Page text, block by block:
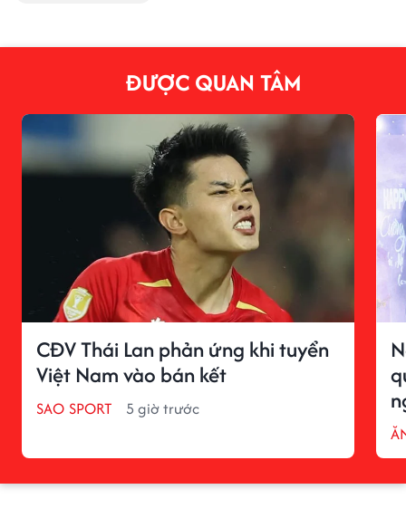
ĐƯỢC QUAN TÂM
CĐV Thái Lan phản ứng khi tuyển
Việt Nam vào bán kết
SAO SPORT 5 giờ trước